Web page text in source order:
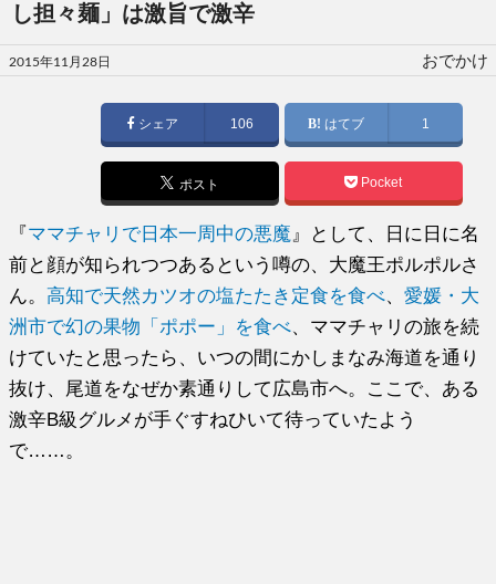
し担々麺」は激旨で激辛
投
稿
2015年11月28日 おでかけ
シェア 106 はてブ 1
ポスト Pocket
『ママチャリで日本一周中の悪魔 』として、日に日に名
前と顔が知られつつあるという噂の、大魔王ポルポルさ
ん。高知で天然カツオの塩たたき定食を食べ、愛媛・大
洲市で幻の果物「ポポー」を食べ、ママチャリの旅を続
けていたと思ったら、いつの間にかしまなみ海道を通り
抜け、尾道をなぜか素通りして広島市へ。ここで、ある
激辛B級グルメが手ぐすねひいて待っていたよう
で……。